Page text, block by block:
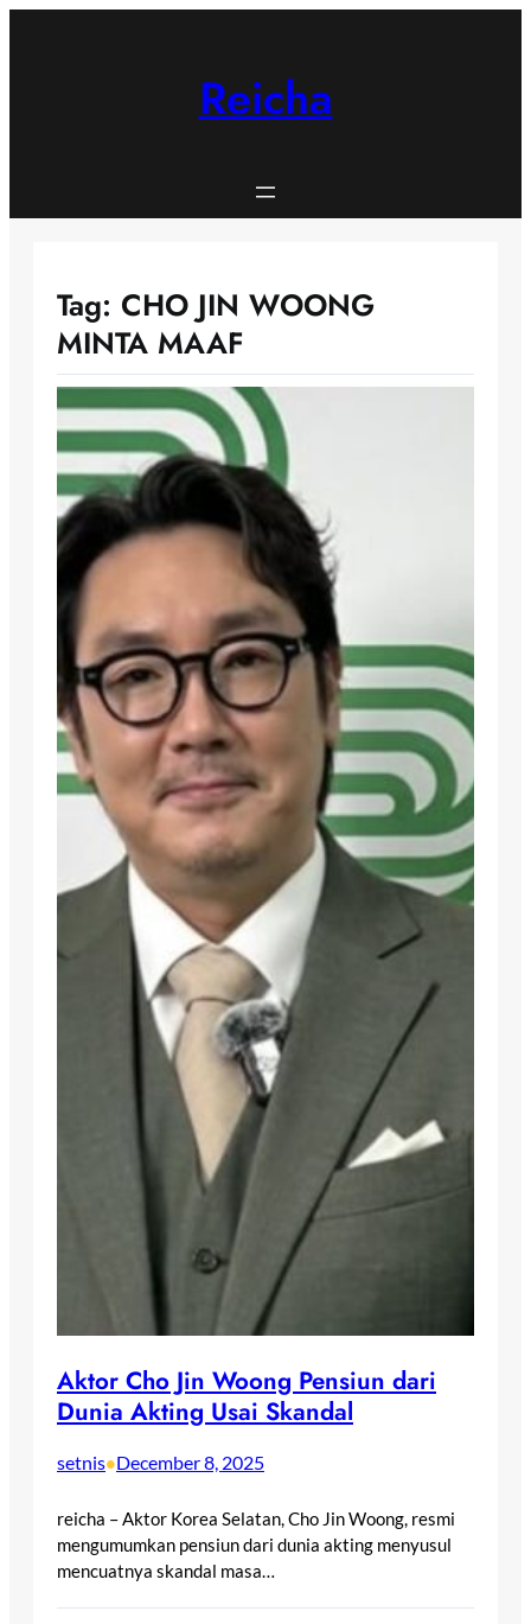
Reicha
Tag: CHO JIN WOONG
MINTA MAAF
Aktor Cho Jin Woong Pensiun dari
Dunia Akting Usai Skandal
setnis•December 8, 2025
reicha – Aktor Korea Selatan, Cho Jin Woong, resmi
mengumumkan pensiun dari dunia akting menyusul
mencuatnya skandal masa…